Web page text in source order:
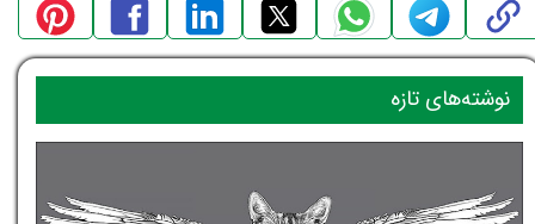
نوشته‌های تازه